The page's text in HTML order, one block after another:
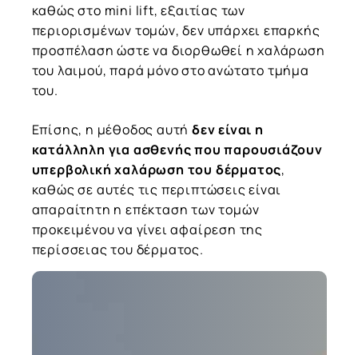
καθώς στο mini lift, εξαιτίας των
περιορισμένων τομών, δεν υπάρχει επαρκής
προσπέλαση ώστε να διορθωθεί η χαλάρωση
του λαιμού, παρά μόνο στο ανώτατο τμήμα
του.
Επίσης, η μέθοδος αυτή δεν είναι η
κατάλληλη για ασθενής που παρουσιάζουν
υπερβολική χαλάρωση του δέρματος,
καθώς σε αυτές τις περιπτώσεις είναι
απαραίτητη η επέκταση των τομών
προκειμένου να γίνει αφαίρεση της
περίσσειας του δέρματος.